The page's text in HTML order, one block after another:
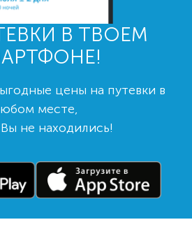
В ТВОЕМ
цены на путевки в
месте,
не находились!